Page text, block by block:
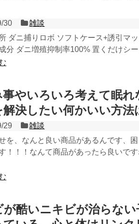
30
雑談
ダニ捕りロボ ソフトケース+誘引マ
分 ダニ増殖抑制率100% 置くだけシ
事やいろいろ考えて眠れ
解決したい何かいい方法
29
雑談
を、なんと良い商品があるんです、
！！！なんて商品があったら良いで
が酷いニキビが治らな